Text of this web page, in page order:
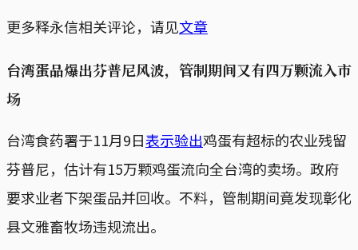
更多释永信相关评论，请见文章
台湾蛋品爆出芬普尼风波，管制期间又有四万颗流入市
场
台湾食药署于11月9日表示验出鸡蛋有超标的农业残留
芬普尼，估计有15万颗鸡蛋流向全台湾的卖场。政府
要求业者下架蛋品并回收。不料，管制期间竟发现彰化
县文雅畜牧场违规流出。